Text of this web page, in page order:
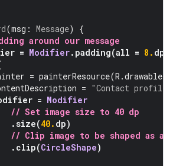
(msg : Message)
{
around our message
= Modifier. padding(all = 8. dp
= painterResource(R .drawable
= "Contact profile
= Modifier
// Set image size to 40 dp
.size(40. dp)
// Clip image to be shaped as a
. clip(CircleShape)